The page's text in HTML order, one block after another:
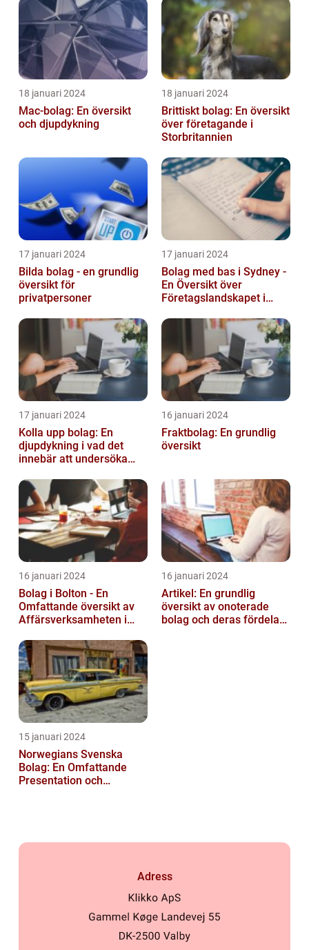
18 januari 2024
Mac-bolag: En översikt
och djupdykning
18 januari 2024
Brittiskt bolag: En översikt
över företagande i
Storbritannien
17 januari 2024
Bilda bolag - en grundlig
översikt för
privatpersoner
17 januari 2024
Bolag med bas i Sydney -
En Översikt över
Företagslandskapet i
17 januari 2024
Kolla upp bolag: En
djupdykning i vad det
innebär att undersöka
16 januari 2024
Fraktbolag: En grundlig
översikt
16 januari 2024
Bolag i Bolton - En
Omfattande översikt av
Affärsverksamheten i
16 januari 2024
Artikel: En grundlig
översikt av onoterade
bolag och deras fördelar
15 januari 2024
Norwegians Svenska
Bolag: En Omfattande
Presentation och
Adress